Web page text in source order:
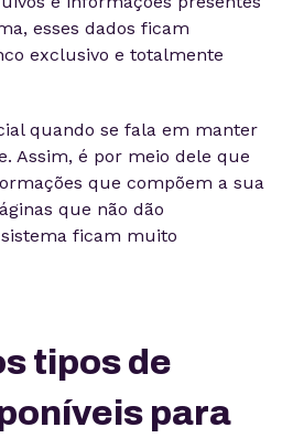
esses dados ficam
exclusivo e totalmente
quando se fala em manter
Assim, é por meio dele que
que compõem a sua
que não dão
ficam muito
tipos de
para